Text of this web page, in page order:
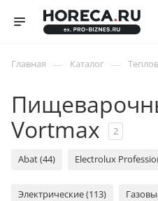
Главная — Каталог —
Vortmax
2
Abat (44) Electrolux
Электрические (113)